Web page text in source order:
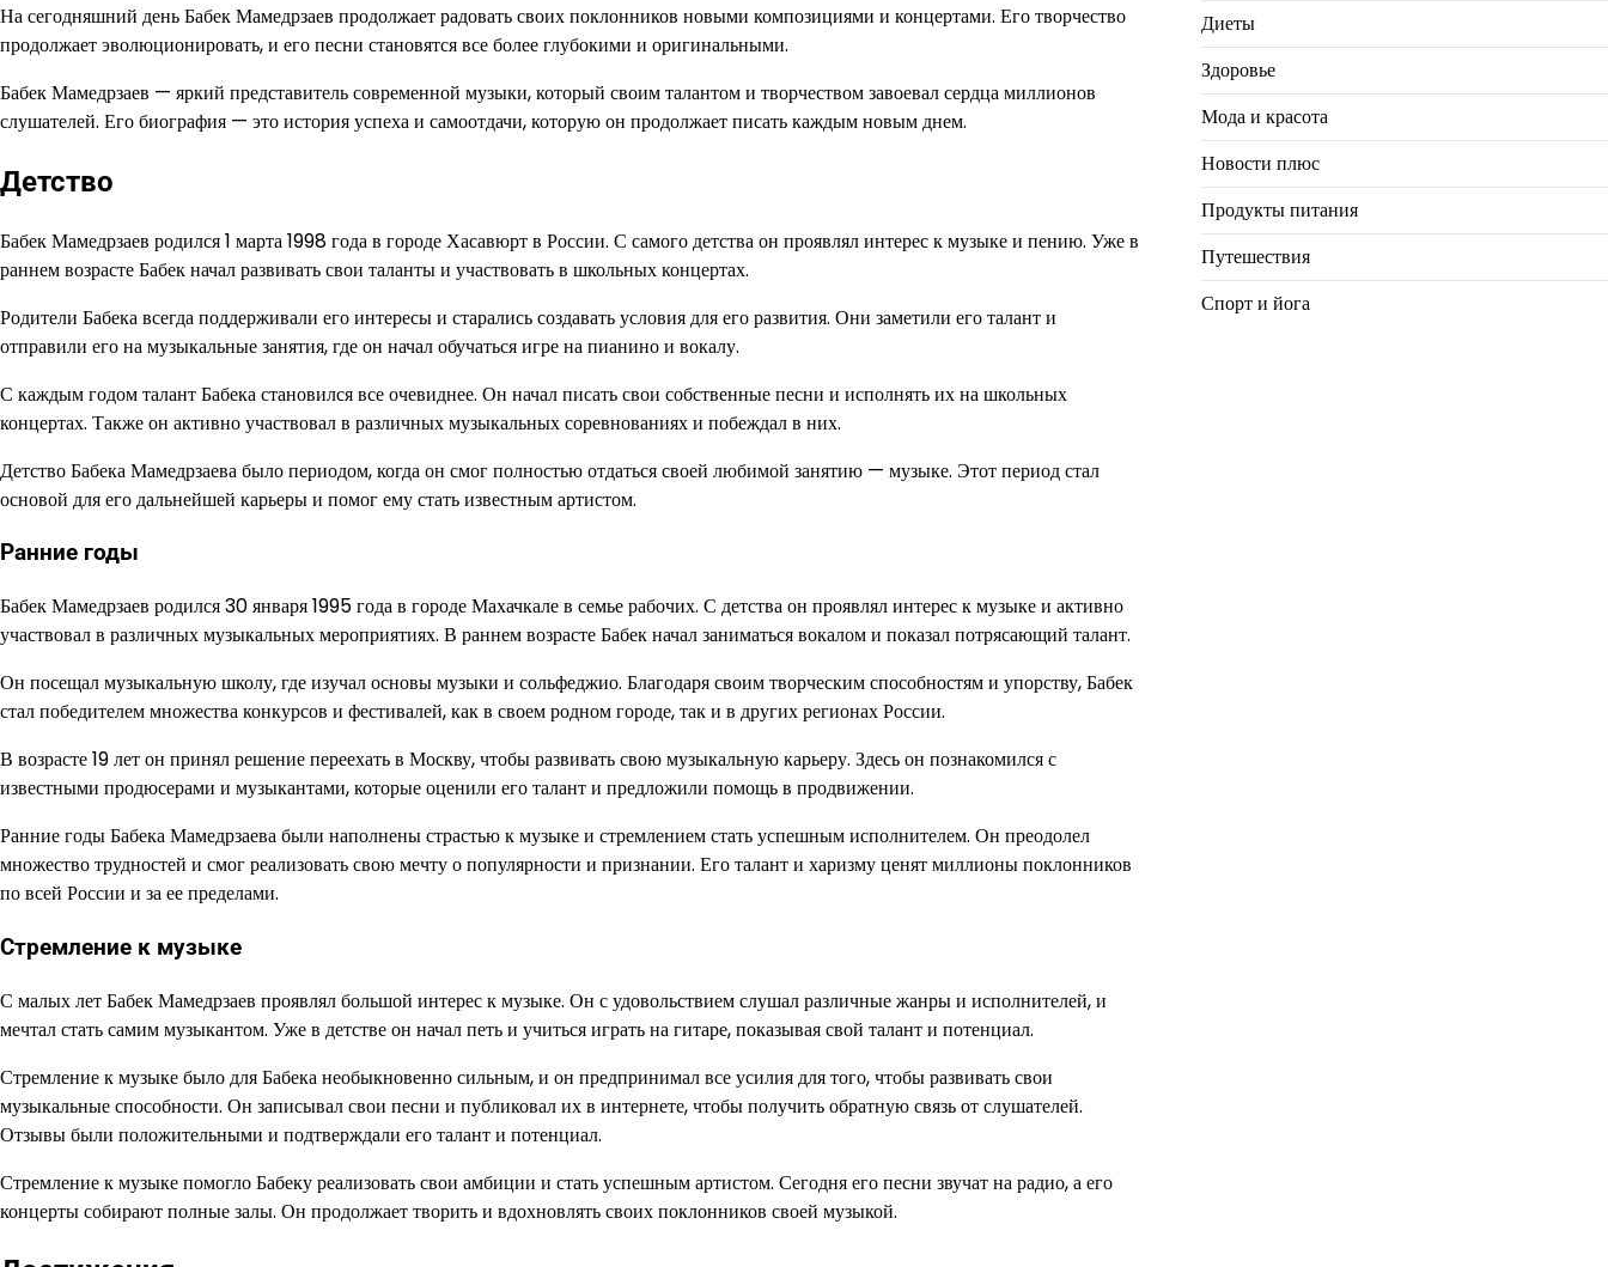
На сегодняшний день Бабек Мамедрзаев продолжает радовать своих поклонников новыми композициями и концертами. Его творчество
продолжает эволюционировать, и его песни становятся все более глубокими и оригинальными.
Бабек Мамедрзаев — яркий представитель современной музыки, который своим талантом и творчеством завоевал сердца миллионов
слушателей. Его биография — это история успеха и самоотдачи, которую он продолжает писать каждым новым днем.
Детство
Бабек Мамедрзаев родился 1 марта 1998 года в городе Хасавюрт в России. С самого детства он проявлял интерес к музыке и пению. Уже в
раннем возрасте Бабек начал развивать свои таланты и участвовать в школьных концертах.
Родители Бабека всегда поддерживали его интересы и старались создавать условия для его развития. Они заметили его талант и
отправили его на музыкальные занятия, где он начал обучаться игре на пианино и вокалу.
С каждым годом талант Бабека становился все очевиднее. Он начал писать свои собственные песни и исполнять их на школьных
концертах. Также он активно участвовал в различных музыкальных соревнованиях и побеждал в них.
Детство Бабека Мамедрзаева было периодом, когда он смог полностью отдаться своей любимой занятию — музыке. Этот период стал
основой для его дальнейшей карьеры и помог ему стать известным артистом.
Ранние годы
Бабек Мамедрзаев родился 30 января 1995 года в городе Махачкале в семье рабочих. С детства он проявлял интерес к музыке и активно
участвовал в различных музыкальных мероприятиях. В раннем возрасте Бабек начал заниматься вокалом и показал потрясающий талант.
Он посещал музыкальную школу, где изучал основы музыки и сольфеджио. Благодаря своим творческим способностям и упорству, Бабек
стал победителем множества конкурсов и фестивалей, как в своем родном городе, так и в других регионах России.
В возрасте 19 лет он принял решение переехать в Москву, чтобы развивать свою музыкальную карьеру. Здесь он познакомился с
известными продюсерами и музыкантами, которые оценили его талант и предложили помощь в продвижении.
Ранние годы Бабека Мамедрзаева были наполнены страстью к музыке и стремлением стать успешным исполнителем. Он преодолел
множество трудностей и смог реализовать свою мечту о популярности и признании. Его талант и харизму ценят миллионы поклонников
по всей России и за ее пределами.
Стремление к музыке
С малых лет Бабек Мамедрзаев проявлял большой интерес к музыке. Он с удовольствием слушал различные жанры и исполнителей, и
мечтал стать самим музыкантом. Уже в детстве он начал петь и учиться играть на гитаре, показывая свой талант и потенциал.
Стремление к музыке было для Бабека необыкновенно сильным, и он предпринимал все усилия для того, чтобы развивать свои
музыкальные способности. Он записывал свои песни и публиковал их в интернете, чтобы получить обратную связь от слушателей.
Отзывы были положительными и подтверждали его талант и потенциал.
Стремление к музыке помогло Бабеку реализовать свои амбиции и стать успешным артистом. Сегодня его песни звучат на радио, а его
концерты собирают полные залы. Он продолжает творить и вдохновлять своих поклонников своей музыкой.
Диеты
Здоровье
Мода и красота
Новости плюс
Продукты питания
Путешествия
Спорт и йога